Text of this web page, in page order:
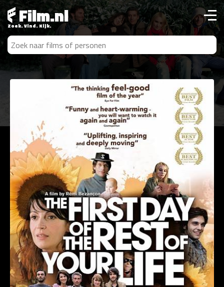
Film.nl
Zoek. Vind. Kijk.